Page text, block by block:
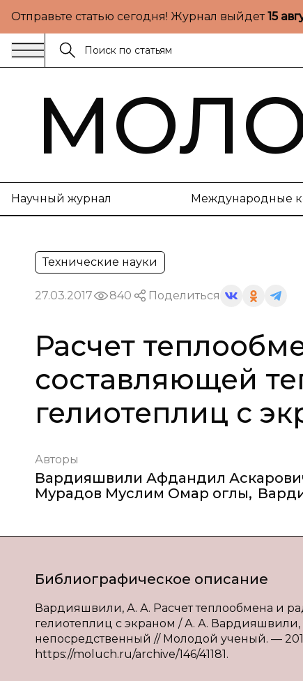
Отправьте статью сегодня! Журнал выйдет15
Научный журнал Международные
Технические науки
27.03.2017 840 Поделиться
Расчет
составляющей
гелиотеплиц с
Авторы
Вардияшвили Афдандил
Мурадов Муслим Омар оглы,
Библиографическое описание
Вардияшвили, А. А. Расчет теплообмена и
гелиотеплиц с экраном / А. А.
непосредственный // Молодой ученый. —
https://moluch.ru/archive/146/41181.